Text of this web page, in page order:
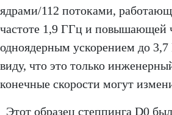
ядрами/112 потоками,
частоте 1,9 ГГц и повышающей
одноядерным ускорением до
виду, что это только
конечные скорости могут
Этот образец степпинга D0